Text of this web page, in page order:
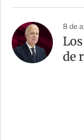
8 de
de